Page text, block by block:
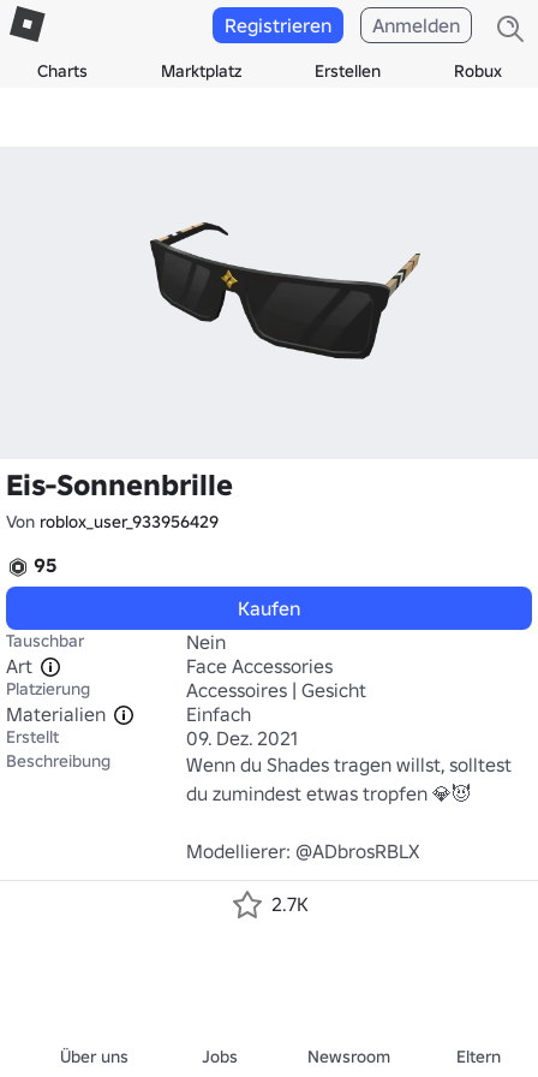
Charts Marktplatz Erstellen Robux
Registrieren Anmelden
Eis-Sonnenbrille
Von roblox_user_933956429
95
Kaufen
Tauschbar
Nein
Art
Face Accessories
Platzierung
Accessoires | Gesicht
Materialien
Einfach
Erstellt 09. Dez. 2021
Beschreibung
Wenn du Shades tragen willst, solltest
du zumindest etwas tropfen 💎😈
Modellierer: @ADbrosRBLX
2.7K
Über uns Jobs Newsroom Eltern